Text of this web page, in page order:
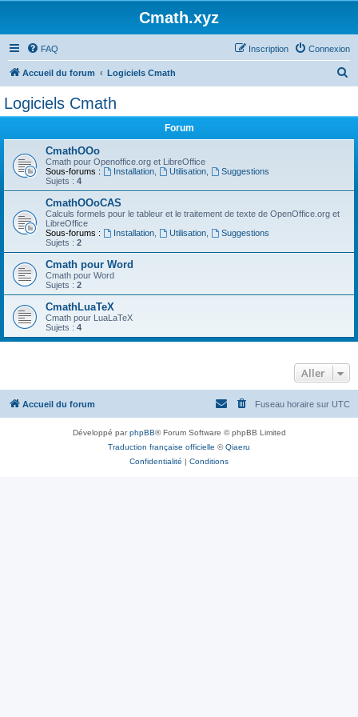
Cmath.xyz
FAQ Connexion
Inscription
Accueil du forum Logiciels Cmath
Logiciels Cmath
Forum
CmathOOo
Cmath pour Openoffice.org et LibreOffice
Sous-forums :
Installation, Utilisation,
Suggestions
Sujets : 4
CmathOOoCAS
Calculs formels pour le tableur et le traitement de texte de OpenOffice.org et
LibreOffice
Sous-forums :
Installation, Utilisation,
Suggestions
Sujets : 2
Cmath pour Word
Cmath pour Word
Sujets : 2
CmathLuaTeX
Cmath pour LuaLaTeX
Sujets : 4
Aller
Accueil du forum Fuseau horaire sur UTC
Développé parphpBB® Forum Software © phpBB Limited
Traduction française officielle ©Qiaeru
Confidentialité | Conditions